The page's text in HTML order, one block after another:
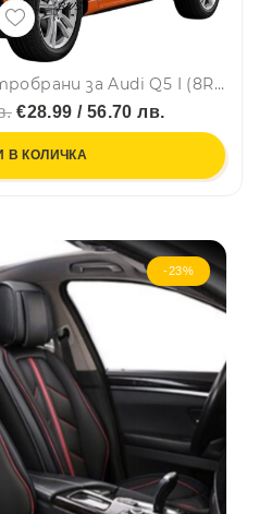
Комплект от 4бр. ветробрани за Audi Q5 I (8R) 2008 - 2016 г.
€28.99 / 56.70 лв.
В КОЛИЧКА
-23%